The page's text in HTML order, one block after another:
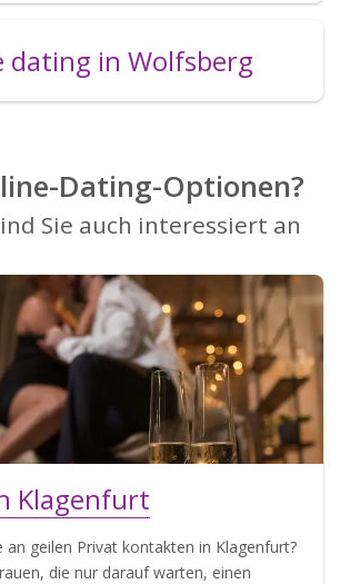
dating in Wolfsberg
Dating-Optionen?
Sie auch interessiert an
Klagenfurt
an geilen Privat kontakten in Klagenfurt?
die nur darauf warten, einen